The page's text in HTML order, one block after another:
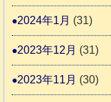
2024年1月 (31)
2023年12月 (31)
2023年11月 (30)